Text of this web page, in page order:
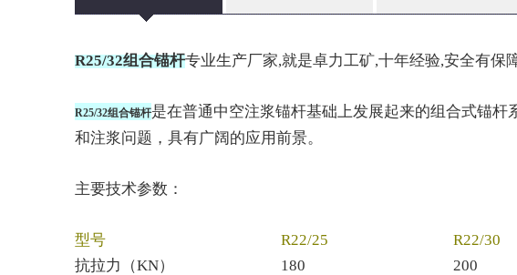
R25/32组合锚杆专业生产厂家,就是卓力工矿,十年经验,安全有保
R25/32组合锚杆是在普通中空注浆锚杆基础上发展起来的组合式锚
和注浆问题，具有广阔的应用前景。
主要技术参数：
型号 R22/25 R22/30
抗拉力（KN）
180 200